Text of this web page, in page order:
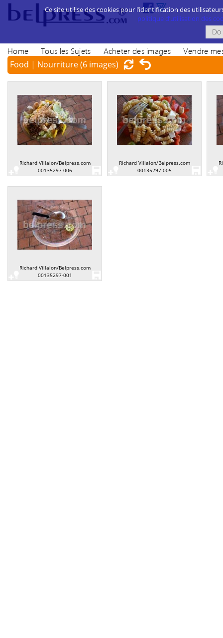
Home Tous les Sujets Acheter des images Vendre
Food | Nourriture(6 images)
Richard Villalon/Belpress.com
00135297-006
Richard Villalon/Belpress.com
00135297-005
Richard Villalon/Belpress.com
00135297-001
Ce site utilise des cookies pour l’identification des
politique d’utilisation des